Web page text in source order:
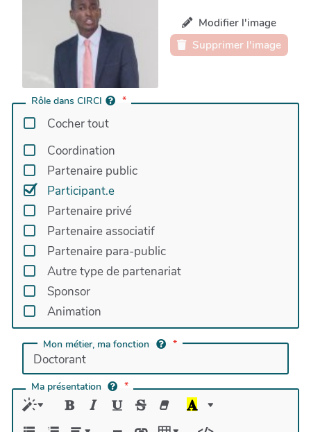
Modifier l'image
Supprimer l'image
Rôle dans CIRCI
Cocher tout
Coordination
Partenaire public
Participant.e
Partenaire privé
Partenaire associatif
Partenaire para-public
Autre type de partenariat
Sponsor
Animation
Mon métier, ma fonction
Ma présentation